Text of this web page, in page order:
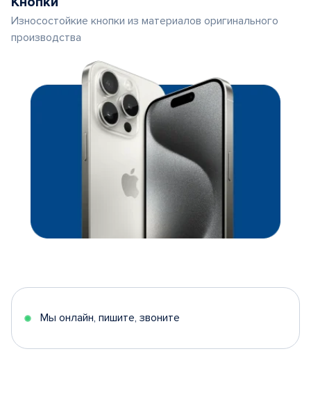
Износостойкие кнопки из материалов оригинального
производства
Мы онлайн, пишите, звоните